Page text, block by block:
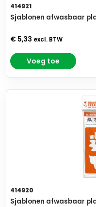
414921
Sjablonen afwasbaar
€ 5,33 excl. BTW
Voeg toe
414920
Sjablonen afwasbaar